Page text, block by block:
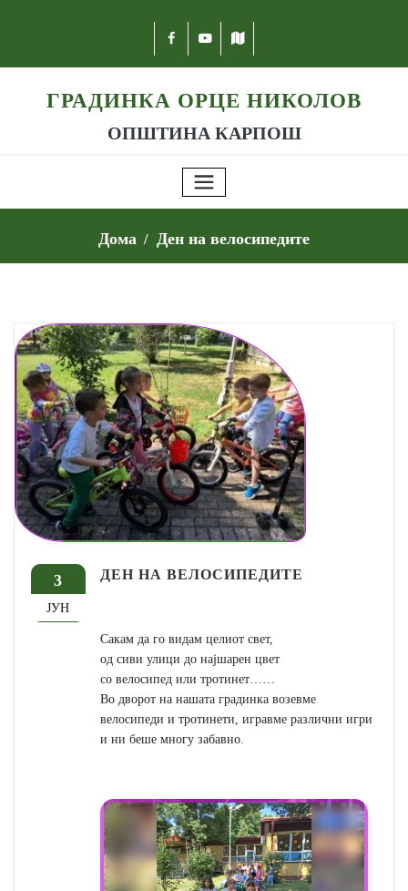
ГРАДИНКА ОРЦЕ НИКОЛОВ
ОПШТИНА КАРПОШ
Дома Ден на велосипедите
3
ЈУН
ДЕН НА ВЕЛОСИПЕДИТЕ
Сакам да го видам целиот свет,
од сиви улици до најшарен цвет
со велосипед или тротинет……
Во дворот на нашата градинка возевме
велосипеди и тротинети, игравме различни игри
и ни беше многу забавно.